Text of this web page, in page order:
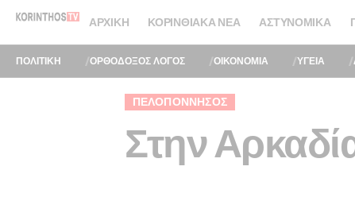
ΑΡΧΙΚΉ ΚΟΡΙΝΘΙΑΚΆ ΝΈΑ ΑΣΤΥΝΟΜΙΚΆ
ΠΟΛΙΤΙΚΗ ΟΡΘΟΔΟΞΟΣ ΛΟΓΟΣ ΟΙΚΟΝΟΜΙΑ ΥΓΕΙΑ
ΠΕΛΟΠΌΝΝΗΣΟΣ
Στην